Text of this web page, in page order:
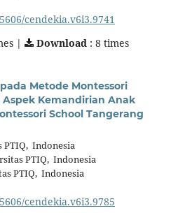
cendekia.v6i3.9741
| Download : 8 times
Metode Montessori
Kemandirian Anak
School Tangerang
PTIQ, Indonesia
PTIQ, Indonesia
PTIQ, Indonesia
cendekia.v6i3.9785